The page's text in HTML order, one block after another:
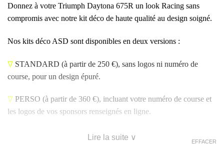
Donnez à votre Triumph Daytona 675R un look Racing sans
compromis avec notre kit déco de haute qualité au design soigné.
Nos kits déco ASD sont disponibles en deux versions :
∇ STANDARD (à partir de 250 €), sans logos ni numéro de
course, pour un design épuré.
∇ PERSO (à partir de 360 €), incluant votre numéro de course et
les logos de vos sponsors renseignés en ligne.
Lire la suite ∨ EFFACER